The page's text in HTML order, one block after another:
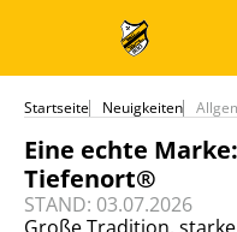
Startseite Neuigkeiten
Eine echte
Tiefenort®
STAND: 03.07.2026